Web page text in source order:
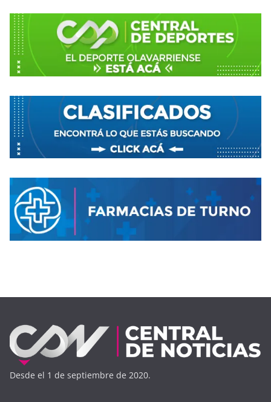
Desde el 1 de septiembre de 2020.